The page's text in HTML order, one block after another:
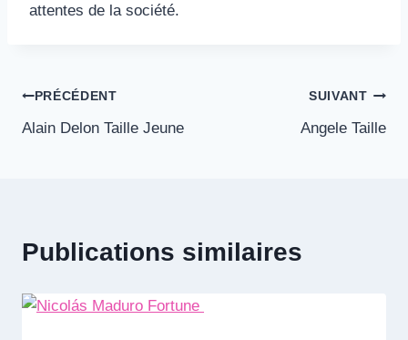
attentes de la société.
Navigation
de
PRÉCÉDENT
Alain Delon Taille Jeune
SUIVANT
Angele Taille
Publications similaires